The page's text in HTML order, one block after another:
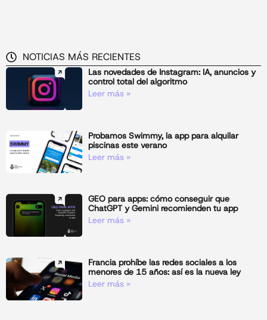
NOTICIAS MÁS RECIENTES
Las novedades de Instagram: IA, anuncios y
control total del algoritmo
Leer más »
Probamos Swimmy, la app para alquilar
piscinas este verano
Leer más »
GEO para apps: cómo conseguir que
ChatGPT y Gemini recomienden tu app
Leer más »
Francia prohíbe las redes sociales a los
menores de 15 años: así es la nueva ley
Leer más »